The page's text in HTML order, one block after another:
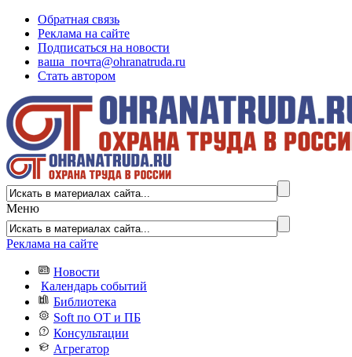
Обратная связь
Реклама на сайте
Подписаться на новости
ваша_почта@ohranatruda.ru
Стать автором
Меню
Реклама на сайте
Новости
Календарь событий
Библиотека
Soft по ОТ и ПБ
Консультации
Агрегатор